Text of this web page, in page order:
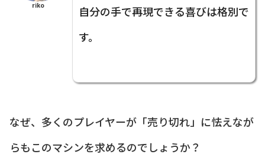
riko
自分の手で再現できる喜びは格別で
す。
なぜ、多くのプレイヤーが「売り切れ」に怯えなが
らもこのマシンを求めるのでしょうか？